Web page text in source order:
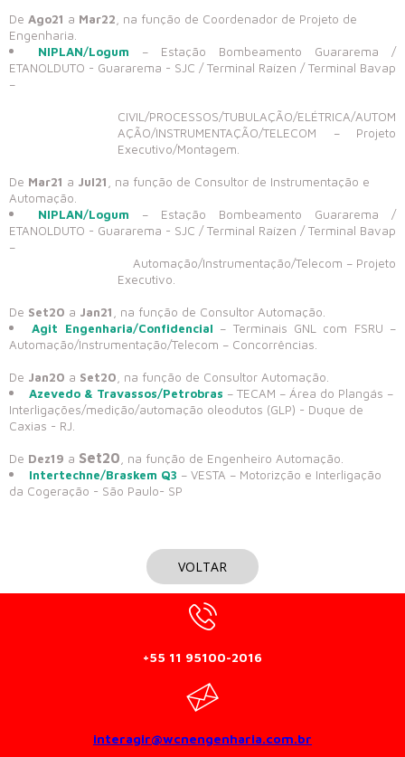
De Ago21 a Mar22, na função de Coordenador de Projeto de
Engenharia.
NIPLAN/Logum – Estação Bombeamento Guararema /
ETANOLDUTO - Guararema - SJC / Terminal Raízen / Terminal Bavap
–
CIVIL/PROCESSOS/TUBULAÇÃO/ELÉTRICA/AUTOM
AÇÃO/INSTRUMENTAÇÃO/TELECOM – Projeto
Executivo/Montagem.
De Mar21 a Jul21 , na função de Consultor de Instrumentação e
Automação.
NIPLAN/Logum – Estação Bombeamento Guararema /
ETANOLDUTO - Guararema - SJC / Terminal Raízen / Terminal Bavap
–
Automação/Instrumentação/Telecom – Projeto
Executivo.
De Set20 a Jan21 , na função de Consultor Automação.
Agit Engenharia/Confidencial – Terminais GNL com FSRU –
Automação/Instrumentação/Telecom – Concorrências.
De Jan20 a Set20, na função de Consultor Automação.
Azevedo & Travassos/Petrobras – TECAM – Área do Plangás –
Interligações/medição/automação oleodutos (GLP) - Duque de
Caxias - RJ.
De Dez19 a Set20, na função de Engenheiro Automação.
Intertechne/Braskem Q3 – VESTA – Motorizção e Interligação
da Cogeração - São Paulo- SP
VOLTAR
+55 11 95100-2016
interagir@wcnengenharia.com.br